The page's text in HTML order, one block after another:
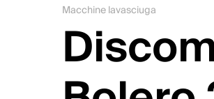
Macchine lavasciuga